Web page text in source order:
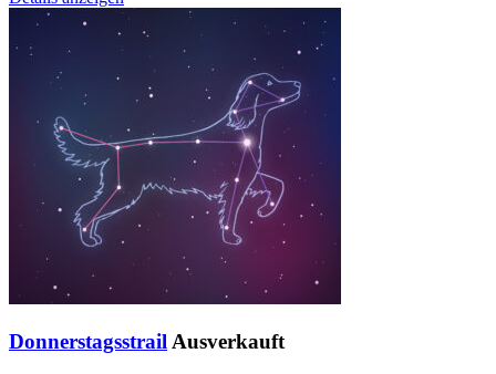
Donnerstagsstrail Ausverkauft